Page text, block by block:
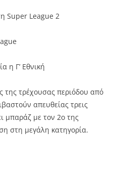
Super League 2
η Γ’ Εθνική
της τρέχουσας περιόδου από
απευθείας τρεις
μπαράζ με τον 2ο της
στη μεγάλη κατηγορία.